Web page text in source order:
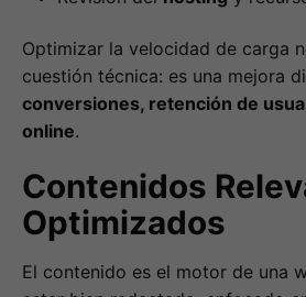
Optimizar la velocidad de carga
cuestión técnica: es una mejora
conversiones, retención de
online.
Contenidos
Optimizados
El contenido es el motor de una